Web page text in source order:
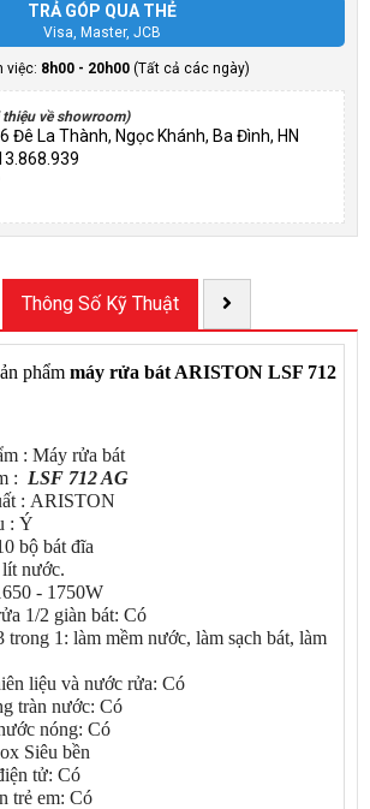
TRẢ GÓP QUA THẺ
Visa, Master, JCB
việc: 8h00 - 20h00 (Tất cả các ngày)
thiệu về showroom)
Đê La Thành, Ngọc Khánh, Ba Đình, HN
Thông Số Kỹ Thuật
phẩm máy rửa bát ARISTON LSF 712
: Máy rửa bát
: LSF 712 AG
: ARISTON
: Ý
bộ bát đĩa
nước.
- 1750W
1/2 giàn bát: Có
trong 1: làm mềm nước, làm sạch bát, làm
liệu và nước rửa: Có
tràn nước: Có
nóng: Có
Siêu bền
tử: Có
trẻ em: Có